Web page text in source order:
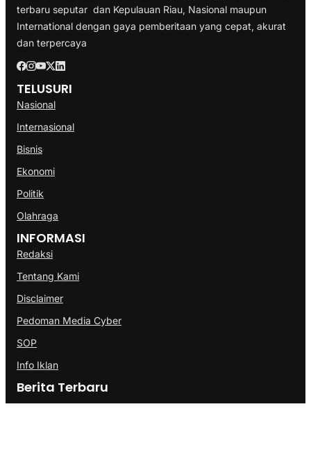
terbaru seputar dan Kepulauan Riau, Nasional maupun
International dengan gaya pemberitaan yang cepat, akurat
dan terpercaya
TELUSURI
Nasional
Internasional
Bisnis
Ekonomi
Politik
Olahraga
INFORMASI
Redaksi
Tentang Kami
Disclaimer
Pedoman Media Cyber
SOP
Info Iklan
Berita Terbaru